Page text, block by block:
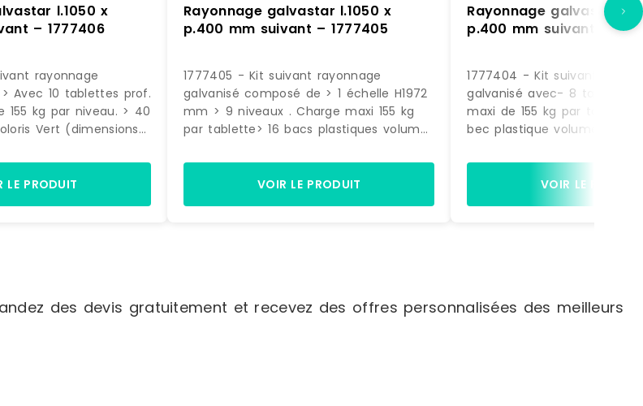
l.1050 x
– 1777406
rayonnage
Avec 10 tablettes prof.
155 kg par niveau. > 40
Vert (dimensions
x L. 1090 x P. 400
LE PRODUIT
Rayonnage galvastar l.1050 x
p.400 mm suivant – 1777405
1777405 - Kit suivant rayonnage
galvanisé composé de > 1 échelle H1972
mm > 9 niveaux . Charge maxi 155 kg
par tablette> 16 bacs plastiques volume
x L. 200 x P. 350 mm. > 16 bacs
plastiques volume 12,5 litres coloris rouge
- Dimensions H. 200 x L. 200 x P. 350
VOIR LE PRODUIT
Rayonnage galvastar
p.400 mm suivant –
1777404 - Kit suivant
galvanisé avec- 8 tablettes.
maxi de 155 kg par
bec plastique volume 12,5
350 mm)Dimensions du
1972 x L. 1090 x P. 400 mm
VOIR LE
des devis gratuitement et recevez des offres personnalisées des meilleurs